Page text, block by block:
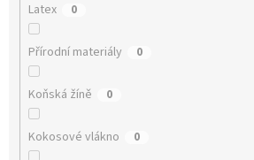
Latex 0
Přírodní materiály 0
Koňská žíně 0
Kokosové vlákno 0